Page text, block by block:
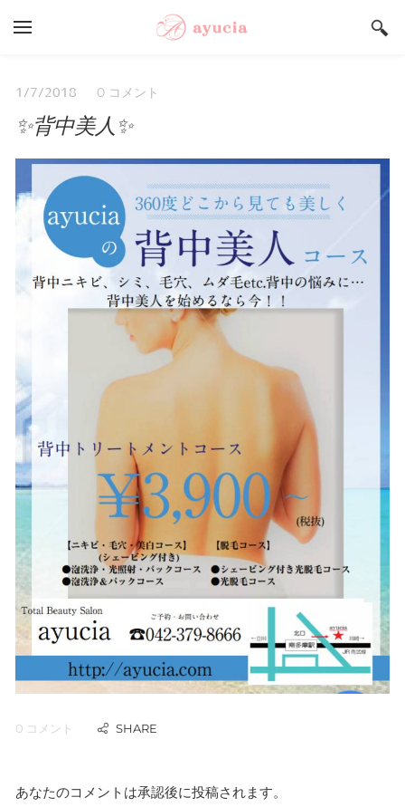
Salon ayucia Top
サロンご予約状況
うまいもんや Top
店舗総合案内
採用情報
1/7/2018 0 コメント
✨背中美人✨
0 コメント
あなたのコメントは承認後に投稿されます。